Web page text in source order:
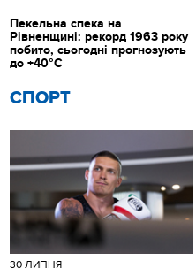
СПОРТ
30 ЛИПНЯ
Пекельна спека на
Рівненщині: рекорд 1963 року
побито, сьогодні прогнозують
до +40°C